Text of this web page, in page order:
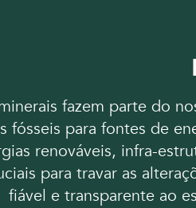
fazem parte do
fósseis para fontes de
renováveis, infra-
para travar as
fiável e transparente ao